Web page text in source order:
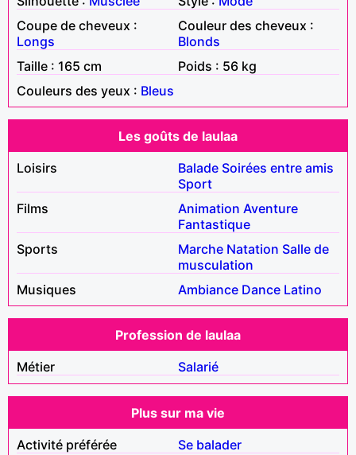
Coupe de cheveux :
Longs
Couleur des cheveux :
Blonds
Taille : 165 cm
Poids : 56 kg
Couleurs des yeux : Bleus
Les goûts de laulaa
Loisirs
Balade Soirées entre amis
Sport
Films
Animation Aventure
Fantastique
Sports
Marche Natation Salle de
musculation
Musiques
Ambiance Dance Latino
Profession de laulaa
Métier
Salarié
Plus sur ma vie
Activité préférée
Se balader